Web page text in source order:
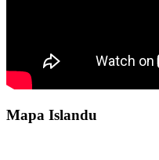
Mapa Islandu